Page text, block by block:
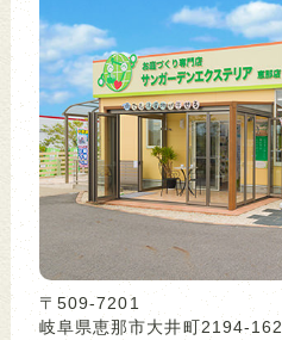
〒509-7201
岐阜県恵那市大井町2194-162